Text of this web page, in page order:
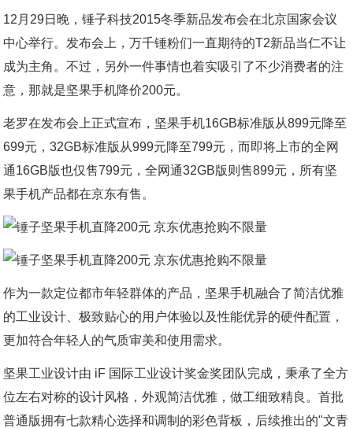
12月29日晚，锤子科技2015冬季新品发布会在北京国家会议
中心举行。发布会上，万千锤粉们一直期待的T2新品当仁不让
成为主角。不过，另外一件事情也着实吸引了不少消费者的注
意，那就是坚果手机降价200元。
老罗在发布会上正式宣布，坚果手机16GB标准版从899元降至
699元，32GB标准版从999元降至799元，而即将上市的全网
通16GB版也仅售799元，全网通32GB版则售899元，所有坚
果手机产品都在京东有售。
作为一款定位都市年轻群体的产品，坚果手机融合了简洁优雅
的工业设计、极致贴心的用户体验以及性能优异的硬件配置，
更加符合年轻人的气质审美和使用需求。
坚果工业设计由 iF 国际工业设计奖金奖团队完成，秉承了全方
位左右对称的设计风格，外观简洁优雅，做工细致精良。首批
普通版拥有七款精心选择和调制的彩色背板，后续推出的"文青